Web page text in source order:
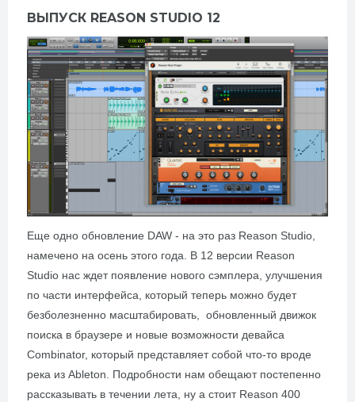
ВЫПУСК REASON STUDIO 12
Еще одно обновление DAW - на это раз Reason Studio,
намечено на осень этого года. В 12 версии Reason
Studio нас ждет появление нового сэмплера, улучшения
по части интерфейса, который теперь можно будет
безболезненно масштабировать,
обновленный движок
поиска в браузере и новые возможности девайса
Combinator, который представляет собой что-то вроде
река из Ableton. Подробности нам обещают постепенно
рассказывать в течении лета, ну а стоит Reason 400